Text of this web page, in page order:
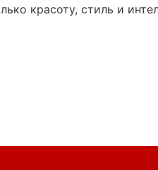
красоту, стиль и